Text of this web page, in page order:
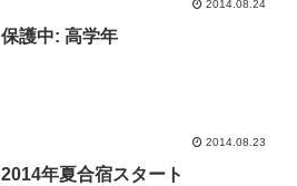
2014.08.24
保護中: 高学年
2014.08.23
2014年夏合宿スタート